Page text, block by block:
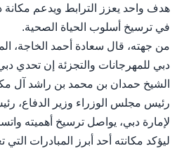
هدف واحد يعزز الترابط ويدعم مكانة
في ترسيخ أسلوب الحياة الصحية.
من جهته، قال سعادة أحمد الخاجة،
دبي للمهرجانات والتجزئة إن تحدي
الشيخ حمدان بن محمد بن راشد آل
رئيس مجلس الوزراء وزير الدفاع،
لإمارة دبي، يواصل ترسيخ أهميته
ليؤكد مكانته أحد أبرز المبادرات